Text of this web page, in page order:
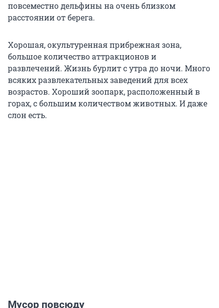
повсеместно дельфины на очень близком
расстоянии от берега.
Хорошая, окультуренная прибрежная зона,
большое количество аттракционов и
развлечений. Жизнь бурлит с утра до ночи. Много
всяких развлекательных заведений для всех
возрастов. Хороший зоопарк, расположенный в
горах, с большим количеством животных. И даже
слон есть.
Мусор повсюду